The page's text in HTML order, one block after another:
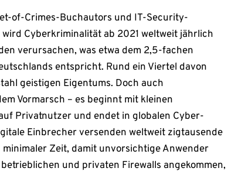
of-Crimes-Buchautors und IT-Security-
Cyberkriminalität ab 2021 weltweit jährlich
verursachen, was etwa dem 2,5-fachen
entspricht. Rund ein Viertel davon
geistigen Eigentums. Doch auch
Vormarsch – es beginnt mit kleinen
Privatnutzer und endet in globalen Cyber-
Einbrecher versenden weltweit zigtausende
minimaler Zeit, damit unvorsichtige Anwender
und privaten Firewalls angekommen,